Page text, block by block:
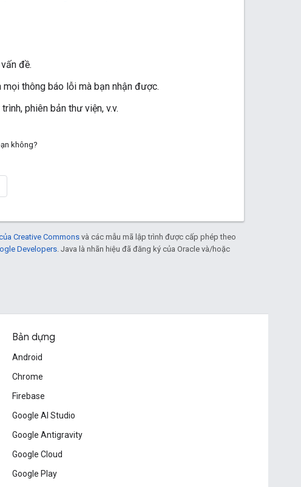
đề.
mọi thông báo lỗi mà bạn nhận được.
phiên bản thư viện, v.v.
không?
Creative Commons và các mẫu mã lập trình được cấp phép theo
Developers . Java là nhãn hiệu đã đăng ký của Oracle và/hoặc
Bản dựng
Android
Chrome
Firebase
Google AI Studio
Google Antigravity
Google Cloud
Google Play